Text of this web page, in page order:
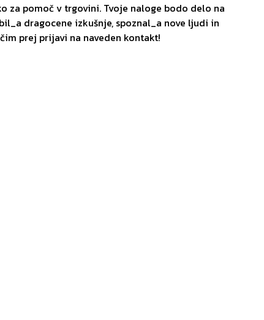
za pomoč v trgovini. Tvoje naloge bodo delo na
dragocene izkušnje, spoznal_a nove ljudi in
prej prijavi na naveden kontakt!